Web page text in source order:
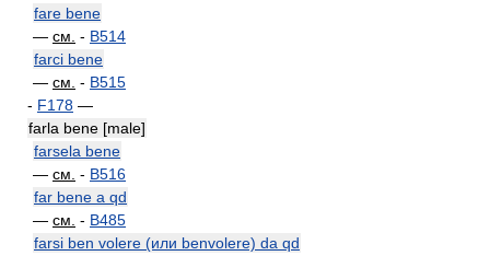
fare bene
— см. - B514
farci bene
— см. - B515
- F178 —
farla bene [male]
farsela bene
— см. - B516
far bene a qd
— см. - B485
farsi ben volere (или benvolere) da qd